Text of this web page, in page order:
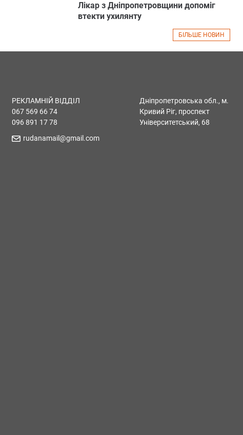
Лікар з Дніпропетровщини допоміг
втекти ухилянту
БІЛЬШЕ НОВИН
РЕКЛАМНІЙ ВІДДІЛ
067 569 66 74
096 891 17 78
rudanamail@gmail.com
Дніпропетровська обл., м.
Кривий Ріг, проспект
Університетський, 68